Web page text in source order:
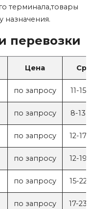
терминала,товары
назначения.
перевозки
Цена
по запросу 11-15
по запросу 8-13
по запросу 12-17
по запросу 12-19
по запросу 15-22
по запросу 17-23